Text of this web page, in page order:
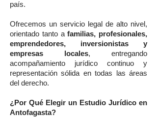
país.
Ofrecemos un servicio legal de alto nivel,
orientado tanto afamilias, profesionales,
emprendedores, inversionistas y
empresas locales, entregando
acompañamiento jurídico continuo y
representación sólida en todas las áreas
del derecho.
¿Por Qué Elegir un Estudio Jurídico en
Antofagasta?